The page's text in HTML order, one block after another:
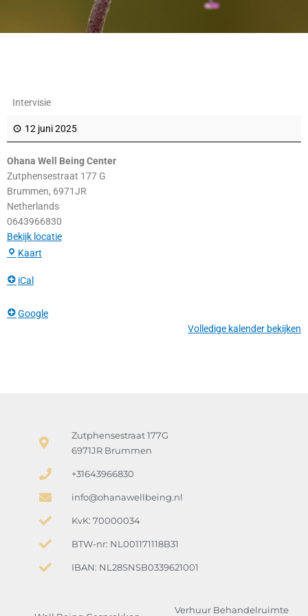
Intervisie
12 juni 2025
Ohana Well Being Center
Zutphensestraat 177 G
Brummen, 6971JR
Netherlands
0643966830
Bekijk locatie
Kaart
Ohana
Being
Center
iCal
Google
Volledige kalender bekijken
Zutphensestraat 177G
6971JR Brummen
+31643966830
info@ohanawellbeing.nl
KvK: 70000034
BTW-nr: NL001171118B31
IBAN: NL28SNSB0339621001
Verhuur Behandelruimte